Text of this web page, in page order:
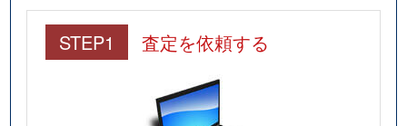
STEP1 査定を依頼する